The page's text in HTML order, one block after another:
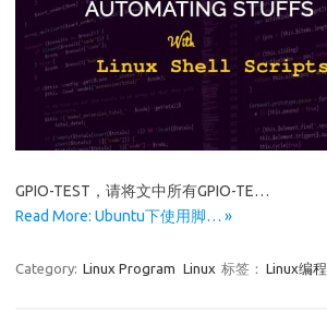
GPIO-TEST，请将文中所有GPIO-TE…
Read More: Ubuntu下使用脚… »
Category: Linux Program Linux 标签： Linux编程